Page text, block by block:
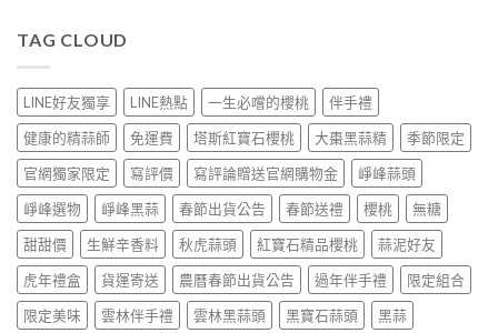
TAG CLOUD
LINE好友獨享 LINE熱點 一生必嚐的櫻桃
伴手禮
健康的精蒜師
免運費 塔斯紅寶石櫻桃 大棗黑蒜精
季節限定
官網獨家限定
寫評價 寫評論贈送官網購物金
崢峰蒜頭
崢峰選物
崢峰黑蒜 春節出貨公告 春節送禮 櫻桃
無糖
甜甜價
生鮮辛香料 秋虎蒜頭 紅寶石精品櫻桃
蒜泥好友
虎年禮盒
貨運寄送 農曆春節出貨公告 過年伴手禮
限定組合
限定美味
雲林伴手禮 雲林黑蒜頭 黑寶石蒜頭
黑蒜